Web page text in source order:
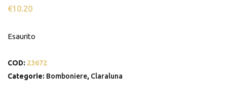
€10.20
Esaurito
COD: 23672
Categorie: Bomboniere, Claraluna